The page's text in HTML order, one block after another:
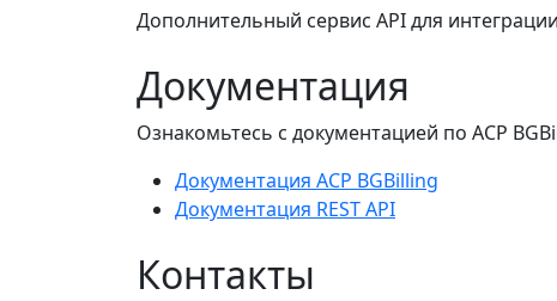
Дополнительный сервис API для
Документация
Ознакомьтесь с документацией по ACP
Документация ACP BGBilling
Документация REST API
Контакты